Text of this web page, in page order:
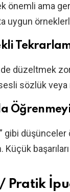
önemli ama
uygun
düzeltmek
sözlük veya
gibi
Küçük
Pratik